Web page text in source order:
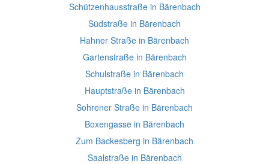
Schützenhausstraße in Bärenbach
Südstraße in Bärenbach
Hahner Straße in Bärenbach
Gartenstraße in Bärenbach
Schulstraße in Bärenbach
Hauptstraße in Bärenbach
Sohrener Straße in Bärenbach
Boxengasse in Bärenbach
Zum Backesberg in Bärenbach
Saalstraße in Bärenbach